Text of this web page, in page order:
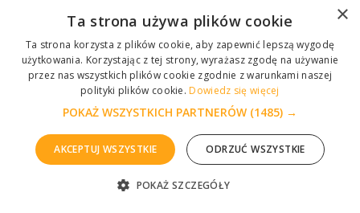
Niezmiennie, od wielu lat nasi klienci sięgają po
sprawdzoną odzież pszczelarską – kapelusze,
kombinezony pszczelarskie i rękawice to podstawa
pracy przy bardziej agresywnych
równieżakcesoriado pracy z pszczołami – dłuta,
pasiece. Nowoczesne pszczelarstwo wymaga
ZGŁOŚ PROBLEM
×
Ta strona używa plików cookie
Ta strona korzysta z plików cookie, aby zapewnić lepszą wygodę
użytkowania. Korzystając z tej strony, wyrażasz zgodę na używanie
przez nas wszystkich plików cookie zgodnie z warunkami naszej
polityki plików cookie. Dowiedz się więcej
POKAŻ WSZYSTKICH PARTNERÓW (1485) →
AKCEPTUJ WSZYSTKIE ODRZUĆ WSZYSTKIE
POKAŻ SZCZEGÓŁY